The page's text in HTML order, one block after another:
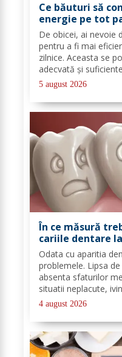
Ce băuturi să
energie pe tot
De obicei, ai nevoie
pentru a fi mai
zilnice. Aceasta se
adecvată și
băuturile care pot
oamenii aleg să bea
5 august 2026
În ce măsură
cariile dentare
Odata cu aparitia
problemele. Lipsa
absenta sfaturilor
situatii neplacute,
lapte se pot caria
diferenta mare este
4 august 2026